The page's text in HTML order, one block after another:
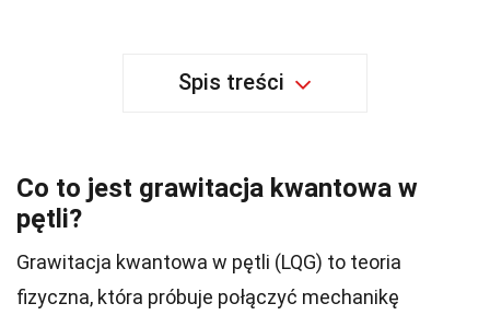
Spis treści
Co to jest grawitacja kwantowa w
pętli?
Grawitacja kwantowa w pętli (LQG) to teoria
fizyczna, która próbuje połączyć mechanikę